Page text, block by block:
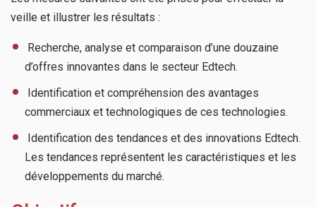
veille et illustrer les résultats :
​ Recherche, analyse et comparaison d’une douzaine
d’offres innovantes dans le secteur Edtech.
​ Identification et compréhension des avantages
commerciaux et technologiques de ces technologies.
​ Identification des tendances et des innovations Edtech.
Les tendances représentent les caractéristiques et les
développements du marché.